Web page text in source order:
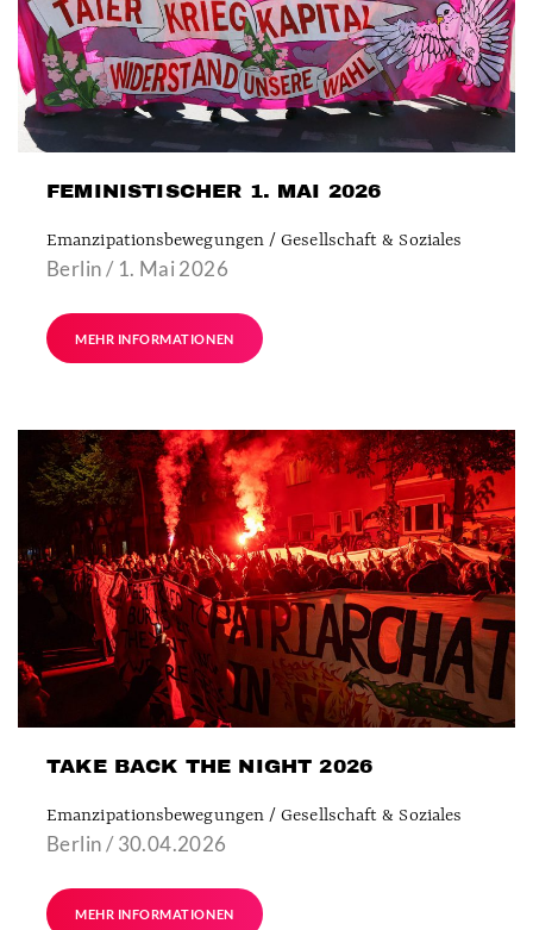
FEMINISTISCHER 1. MAI 2026
Emanzipationsbewegungen / Gesellschaft & Soziales
Berlin / 1. Mai 2026
MEHR INFORMATIONEN
TAKE BACK THE NIGHT 2026
Emanzipationsbewegungen / Gesellschaft & Soziales
Berlin / 30.04.2026
MEHR INFORMATIONEN